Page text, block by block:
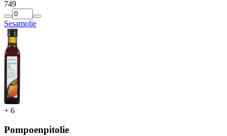
749
Sesamolie
+ 6
Pompoenpitolie